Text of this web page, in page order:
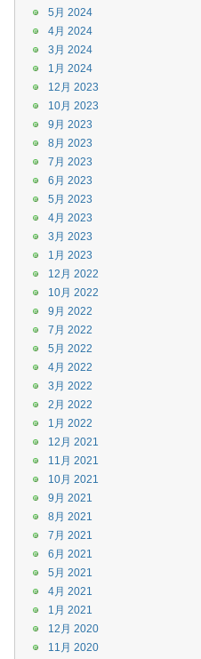
5月 2024
4月 2024
3月 2024
1月 2024
12月 2023
10月 2023
9月 2023
8月 2023
7月 2023
6月 2023
5月 2023
4月 2023
3月 2023
1月 2023
12月 2022
10月 2022
9月 2022
7月 2022
5月 2022
4月 2022
3月 2022
2月 2022
1月 2022
12月 2021
11月 2021
10月 2021
9月 2021
8月 2021
7月 2021
6月 2021
5月 2021
4月 2021
1月 2021
12月 2020
11月 2020